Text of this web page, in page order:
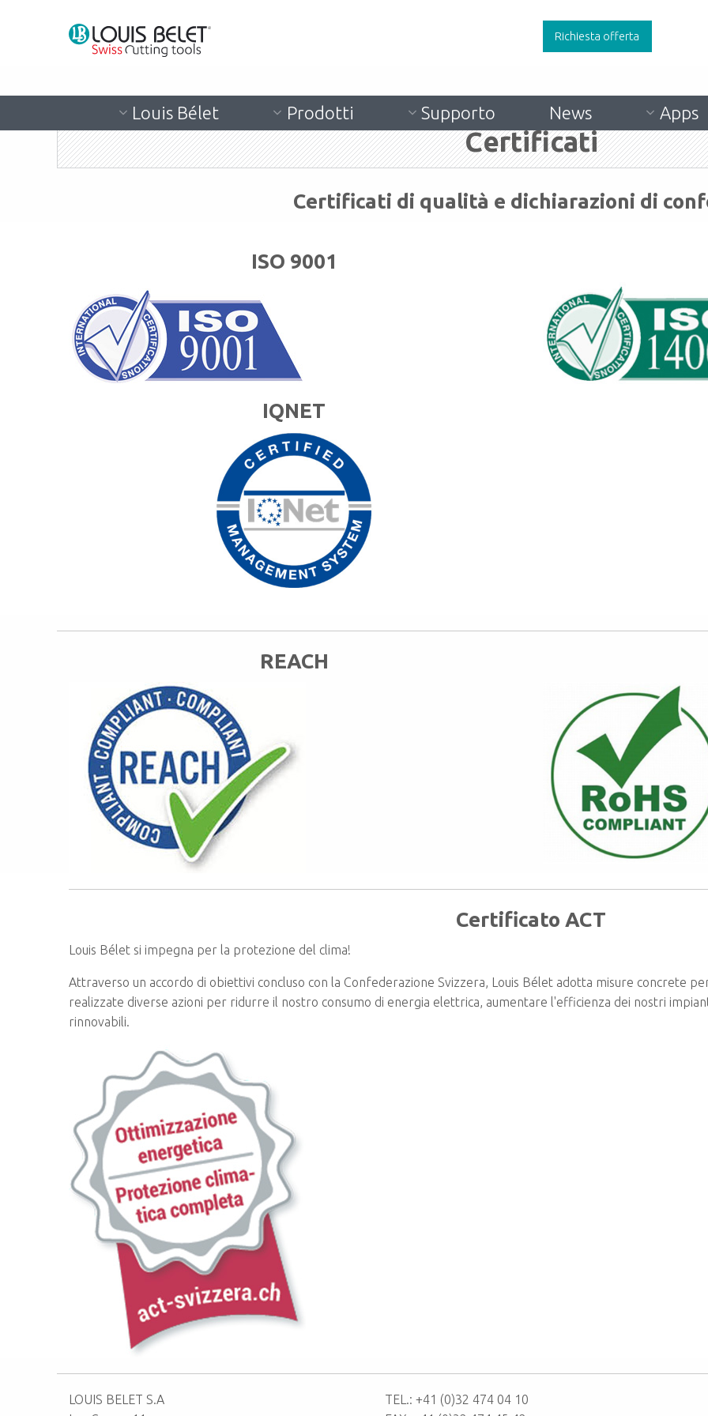
Richiesta offerta
Louis Bélet Prodotti Supporto News Apps
Certificati
Certificati di qualità e dichiarazioni di
ISO 9001
IQNET
REACH
Certificato ACT
Louis Bélet si impegna per la protezione del clima!
Attraverso un accordo di obiettivi concluso con la Confederazione Svizzera, Louis Bélet adotta misure concrete
realizzate diverse azioni per ridurre il nostro consumo di energia elettrica, aumentare l'efficienza dei nostri
rinnovabili.
LOUIS BELET S.A
TEL.: +41 (0)32 474 04 10